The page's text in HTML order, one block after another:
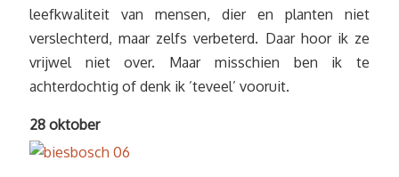
leefkwaliteit van mensen, dier en planten niet
verslechterd, maar zelfs verbeterd. Daar hoor ik ze
vrijwel niet over. Maar misschien ben ik te
achterdochtig of denk ik ’teveel’ vooruit.
28 oktober